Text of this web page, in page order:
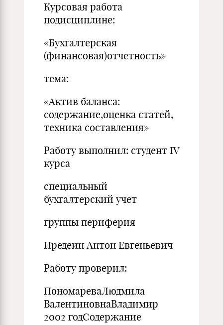
Курсовая работа
подисциплине:
«Бухгалтерская
(финансовая)отчетность»
тема:
«Актив баланса:
содержание,оценка статей,
техника составления»
Работу выполнил: студент IV
курса
специальный
бухгалтерский учет
группы периферия
Предеин Антон Евгеньевич
Работу проверил:
ПономареваЛюдмила
ВалентиновнаВладимир
2002 годСодержание